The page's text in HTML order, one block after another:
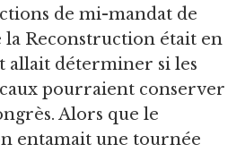
de mi-mandat de
la Reconstruction était en
allait déterminer si les
pourraient conserver
Alors que le
entamait une tournée